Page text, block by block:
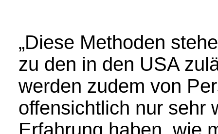
„Diese Methoden
zu den in den USA
werden zudem von
offensichtlich nur sehr
Erfahrung haben, wie